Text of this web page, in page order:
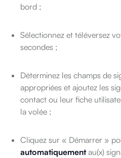
bord ;
Sélectionnez et téléversez
secondes ;
Déterminez les champs de
appropriées et ajoutez les
contact ou leur fiche
la volée ;
Cliquez sur « Démarrer »
automatiquementau(x)